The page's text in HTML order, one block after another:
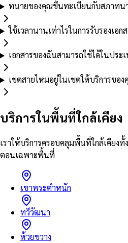
ทนายของคุณขึ้นทะเบียนกับสภาทน
ใช้เวลานานเท่าไรในการรับรองเอก
เอกสารของฉันสามารถใช้ได้ในประ
เขตสายไหมอยู่ในเขตให้บริการขอ
บริการในพื้นที่ใกล้เคียง
เราให้บริการครอบคลุมพื้นที่ใกล้เคียง
ตอนเฉพาะพื้นที่
เขาพระตำหนัก
ทวีวัฒนา
ห้วยขวาง